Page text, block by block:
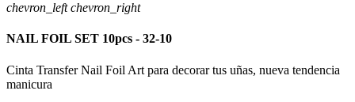
chevron_left chevron_right
NAIL FOIL SET 10pcs - 32-10
Cinta Transfer Nail Foil Art para decorar tus uñas, nueva tendencia
manicura